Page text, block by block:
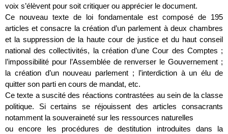
voix s’élèvent pour soit critiquer ou apprécier le document.
Ce nouveau texte de loi fondamentale est composé de 195
articles et consacre la création d’un parlement à deux chambres
et la suppression de la haute cour de justice et du haut conseil
national des collectivités, la création d’une Cour des Comptes ;
l’impossibilité pour l’Assemblée de renverser le Gouvernement ;
la création d’un nouveau parlement ; l’interdiction à un élu de
quitter son parti en cours de mandat, etc.
Ce texte a suscité des réactions contrastées au sein de la classe
politique. Si certains se réjouissent des articles consacrants
notamment la souveraineté sur les ressources naturelles
ou encore les procédures de destitution introduites dans la